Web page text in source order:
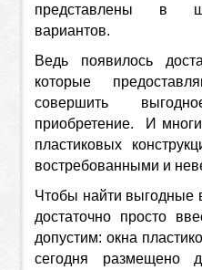
представлены в
вариантов.
Ведь появилось
которые
совершить
приобретение. И
пластиковых
востребованными и
Чтобы найти выгодные
достаточно просто
допустим: окна
сегодня размещено